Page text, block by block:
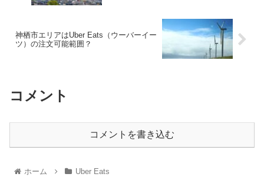
神栖市エリアはUber Eats（ウーバーイー
ツ）の注文可能範囲？
コメント
コメントを書き込む
ホーム Uber Eats